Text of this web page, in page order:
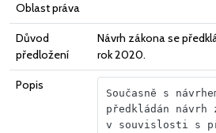
Oblast práva
Důvod
předložení
Návrh zákona se
rok 2020.
Popis
Současně s
předkládán návrh
v souvislosti s